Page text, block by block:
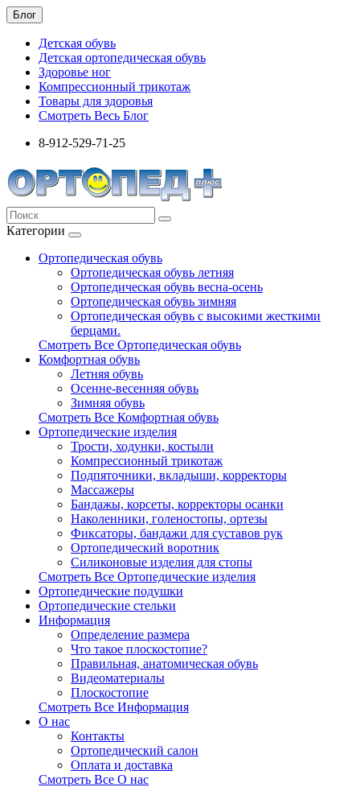
Блог
Детская обувь
Детская ортопедическая обувь
Здоровье ног
Компрессионный трикотаж
Товары для здоровья
Смотреть Весь Блог
8-912-529-71-25
Категории
Ортопедическая обувь
Ортопедическая обувь летняя
Ортопедическая обувь весна-осень
Ортопедическая обувь зимняя
Ортопедическая обувь с высокими жесткими
берцами.
Смотреть Все Ортопедическая обувь
Комфортная обувь
Летняя обувь
Осенне-весенняя обувь
Зимняя обувь
Смотреть Все Комфортная обувь
Ортопедические изделия
Трости, ходунки, костыли
Компрессионный трикотаж
Подпяточники, вкладыши, корректоры
Массажеры
Бандажы, корсеты, корректоры осанки
Наколенники, голеностопы, ортезы
Фиксаторы, бандажи для суставов рук
Ортопедический воротник
Силиконовые изделия для стопы
Смотреть Все Ортопедические изделия
Ортопедические подушки
Ортопедические стельки
Информация
Определение размера
Что такое плоскостопие?
Правильная, анатомическая обувь
Видеоматериалы
Плоскостопие
Смотреть Все Информация
О нас
Контакты
Ортопедический салон
Оплата и доставка
Смотреть Все О нас